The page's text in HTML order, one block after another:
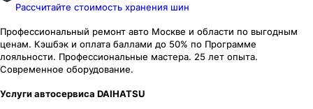
Рассчитайте стоимость хранения шин
Профессиональный ремонт авто Москве и области по выгодным
ценам. Кэшбэк и оплата баллами до 50% по Программе
лояльности. Профессиональные мастера. 25 лет опыта.
Современное оборудование.
Услуги автосервиса DAIHATSU